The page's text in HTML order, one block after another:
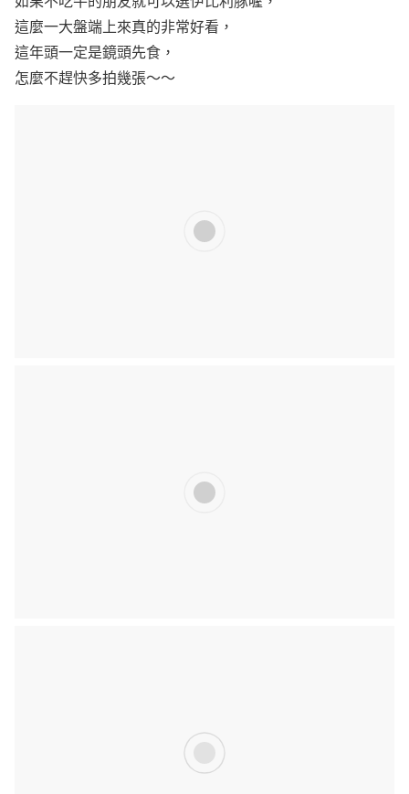
這麼一大盤端上來真的非常好看，
這年頭一定是鏡頭先食，
怎麼不趕快多拍幾張～～